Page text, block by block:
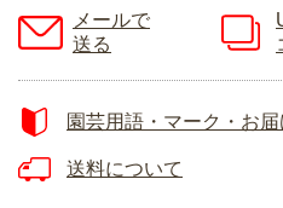
メールで
送る
園芸用語・マーク・お
送料について